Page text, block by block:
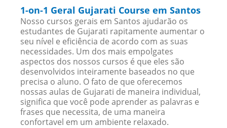
1-on-1 Geral Gujarati Course em Santos
Nosso cursos gerais em Santos ajudarão os
estudantes de Gujarati rapitamente aumentar o
seu nível e eficiência de acordo com as suas
necessidades. Um dos mais empolgates
aspectos dos nossos cursos é que eles são
desenvolvidos inteiramente baseados no que
precisa o aluno. O fato de que oferecemos
nossas aulas de Gujarati de maneira individual,
significa que você pode aprender as palavras e
frases que necessita, de uma maneira
confortavel em um ambiente relaxado.